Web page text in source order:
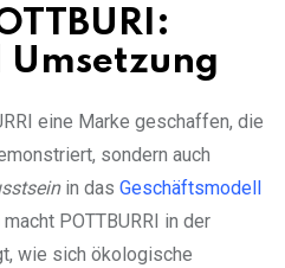
Umsetzung
eine Marke geschaffen, die
sondern auch
in das Geschäftsmodell
POTTBURRI in der
wie sich ökologische